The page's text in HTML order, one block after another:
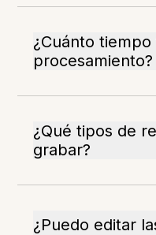
¿Cuánto
procesamiento?
¿Qué tipos de
grabar?
¿Puedo editar